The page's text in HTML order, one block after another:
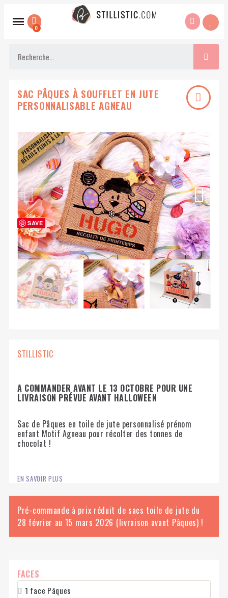
SAC PÂQUES À SOUFFLET EN JUTE
PERSONNALISABLE AGNEAU
SAVE
STILLISTIC
A COMMANDER AVANT LE 13 OCTOBRE POUR UNE
LIVRAISON PRÉVUE AVANT HALLOWEEN
Sac de Pâques en toile de jute personnalisé prénom
enfant Motif Agneau pour récolter des tonnes de
chocolat !
EN SAVOIR PLUS
Pré-commande à prix réduit de sacs toile de jute du
28 février au 15 mars 2026 (livraison avant Pâques) !
FACES